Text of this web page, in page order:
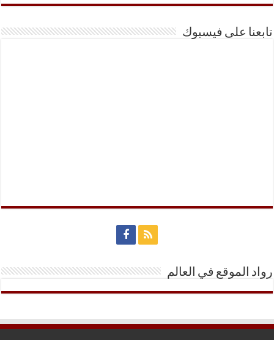
تابعنا على فيسبوك
رواد الموقع في العالم